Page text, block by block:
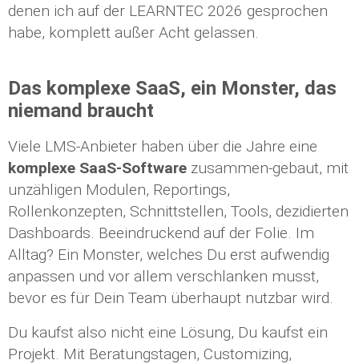
denen ich auf der LEARNTEC 2026 gesprochen
habe, komplett außer Acht gelassen.
Das komplexe SaaS, ein Monster, das
niemand braucht
Viele LMS-Anbieter haben über die Jahre eine
komplexe SaaS-Software zusammen-gebaut, mit
unzähligen Modulen, Reportings,
Rollenkonzepten, Schnittstellen, Tools, dezidierten
Dashboards. Beeindruckend auf der Folie. Im
Alltag? Ein Monster, welches Du erst aufwendig
anpassen und vor allem verschlanken musst,
bevor es für Dein Team überhaupt nutzbar wird.
Du kaufst also nicht eine Lösung, Du kaufst ein
Projekt. Mit Beratungstagen, Customizing,